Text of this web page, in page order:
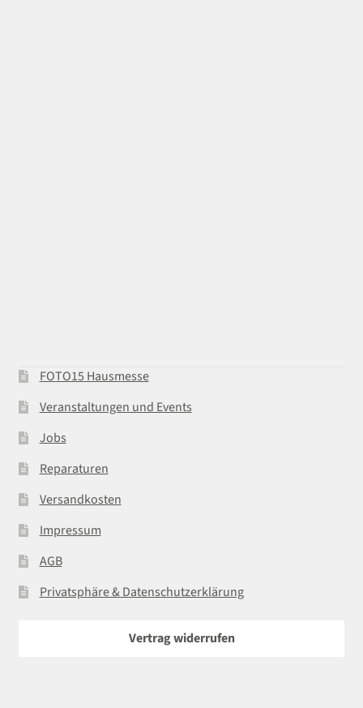
FOTO15 Hausmesse
Veranstaltungen und Events
Jobs
Reparaturen
Versandkosten
Impressum
AGB
Privatsphäre & Datenschutzerklärung
Vertrag widerrufen